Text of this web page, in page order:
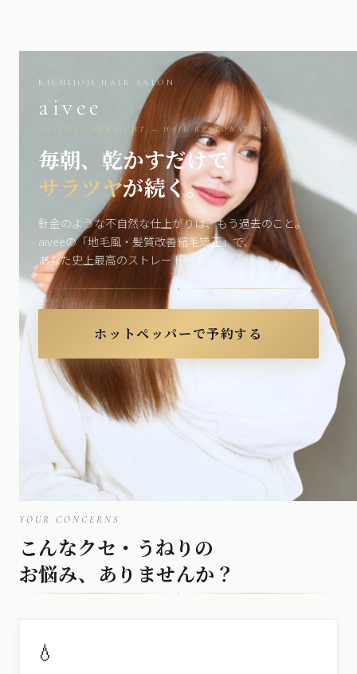
KICHIJOJI HAIR SALON
aivee
NATURAL STRAIGHT — HAIR RESTORATION
毎朝、乾かすだけで
サラツヤが続く。
針金のような不自然な仕上がりは、もう過去のこと。
aiveeの「地毛風・髪質改善縮毛矯正」で、
あなた史上最高のストレートヘアへ。
ホットペッパーで予約する
YOUR CONCERNS
こんなクセ・うねりの
お悩み、ありませんか？
💧